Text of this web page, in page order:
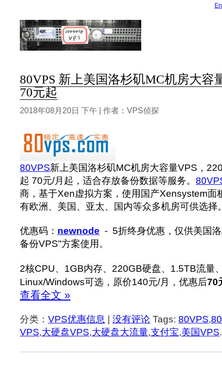
80VPS 新上美国洛杉矶MC机房大容
70元起
2018年08月20日 下午 | 作者：VPS侦探
80VPS新上美国洛杉矶MC机房大容量VPS，
起 70元/月起，适合存放备份数据等服务。
商，基于Xen虚拟方案，使用国产Xensystem面
有欧洲、美国、亚太、国内等众多机房可供选择
优惠码： newnode - 5折终身优惠，仅供美国
备份VPS"方案使用。
2核CPU、1GB内存、220GB硬盘、1.5TB流量
Linux/Windows可选，原价140元/月，优惠后70
查看全文 »
分类： VPS优惠信息 没有评论 Tags: 80VPS,
VPS,大硬盘VPS,大硬盘大流量,支付宝,美国VPS.